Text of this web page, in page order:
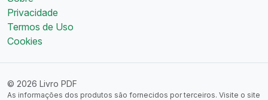
Privacidade
Termos de Uso
Cookies
© 2026 Livro PDF
As informações dos produtos são fornecidos por terceiros. Visite o site